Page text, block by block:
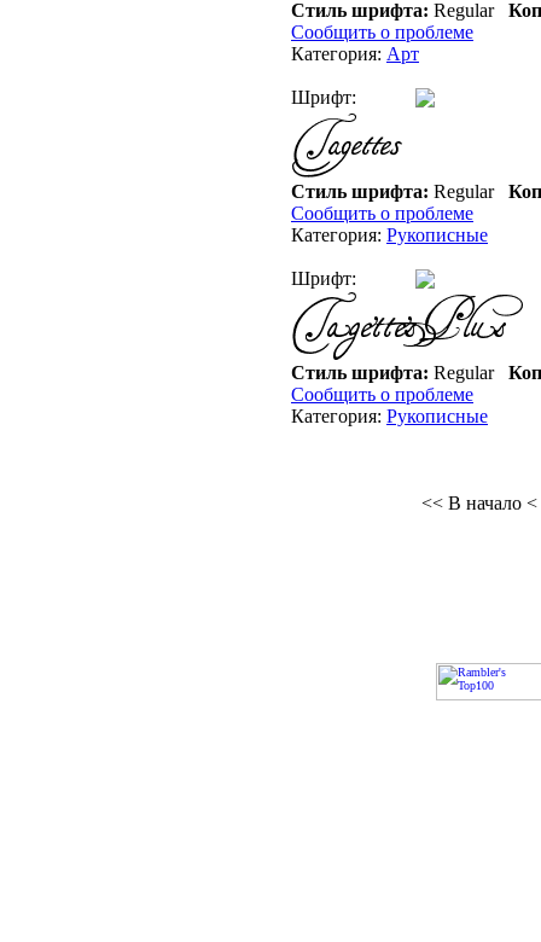
Стиль шрифта: Regular
Сообщить о проблеме
Категория: Арт
Шрифт:
Стиль шрифта: Regular
Сообщить о проблеме
Категория: Рукописные
Шрифт:
Стиль шрифта: Regular
Сообщить о проблеме
Категория: Рукописные
<< В начало <